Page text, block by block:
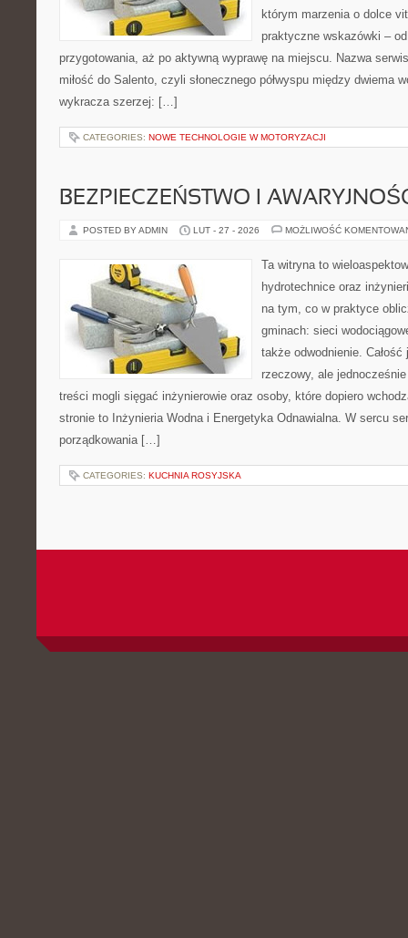
którym marzenia o dolce
praktyczne wskazówki –
przygotowania, aż po aktywną wyprawę na miejscu. Nazwa
miłość do Salento, czyli słonecznego półwyspu między dwiema
wykracza szerzej: […]
CATEGORIES: NOWE TECHNOLOGIE W MOTORYZACJI
BEZPIECZEŃSTWO I
POSTED BY ADMIN LUT - 27 - 2026 MOŻLIWOŚĆ
Ta witryna to
hydrotechnice oraz
na tym, co w praktyce
gminach: sieci
także odwodnienie.
rzeczowy, ale
treści mogli sięgać inżynierowie oraz osoby, które dopiero
stronie to Inżynieria Wodna i Energetyka Odnawialna. W sercu
porządkowania […]
CATEGORIES: KUCHNIA ROSYJSKA